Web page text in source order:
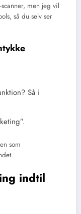
men jeg vil
så du selv ser
Så i
som
indtil